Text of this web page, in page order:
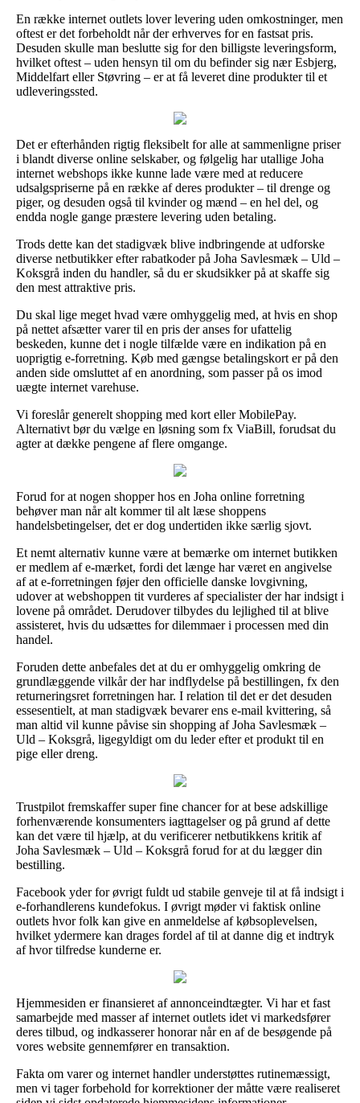
En række internet outlets lover levering uden omkostninger, men
oftest er det forbeholdt når der erhverves for en fastsat pris.
Desuden skulle man beslutte sig for den billigste leveringsform,
hvilket oftest – uden hensyn til om du befinder sig nær Esbjerg,
Middelfart eller Støvring – er at få leveret dine produkter til et
udleveringssted.
Det er efterhånden rigtig fleksibelt for alle at sammenligne priser
i blandt diverse online selskaber, og følgelig har utallige Joha
internet webshops ikke kunne lade være med at reducere
udsalgspriserne på en række af deres produkter – til drenge og
piger, og desuden også til kvinder og mænd – en hel del, og
endda nogle gange præstere levering uden betaling.
Trods dette kan det stadigvæk blive indbringende at udforske
diverse netbutikker efter rabatkoder på Joha Savlesmæk – Uld –
Koksgrå inden du handler, så du er skudsikker på at skaffe sig
den mest attraktive pris.
Du skal lige meget hvad være omhyggelig med, at hvis en shop
på nettet afsætter varer til en pris der anses for ufattelig
beskeden, kunne det i nogle tilfælde være en indikation på en
uoprigtig e-forretning. Køb med gængse betalingskort er på den
anden side omsluttet af en anordning, som passer på os imod
uægte internet varehuse.
Vi foreslår generelt shopping med kort eller MobilePay.
Alternativt bør du vælge en løsning som fx ViaBill, forudsat du
agter at dække pengene af flere omgange.
Forud for at nogen shopper hos en Joha online forretning
behøver man når alt kommer til alt læse shoppens
handelsbetingelser, det er dog undertiden ikke særlig sjovt.
Et nemt alternativ kunne være at bemærke om internet butikken
er medlem af e-mærket, fordi det længe har været en angivelse
af at e-forretningen føjer den officielle danske lovgivning,
udover at webshoppen tit vurderes af specialister der har indsigt i
lovene på området. Derudover tilbydes du lejlighed til at blive
assisteret, hvis du udsættes for dilemmaer i processen med din
handel.
Foruden dette anbefales det at du er omhyggelig omkring de
grundlæggende vilkår der har indflydelse på bestillingen, fx den
returneringsret forretningen har. I relation til det er det desuden
essesentielt, at man stadigvæk bevarer ens e-mail kvittering, så
man altid vil kunne påvise sin shopping af Joha Savlesmæk –
Uld – Koksgrå, ligegyldigt om du leder efter et produkt til en
pige eller dreng.
Trustpilot fremskaffer super fine chancer for at bese adskillige
forhenværende konsumenters iagttagelser og på grund af dette
kan det være til hjælp, at du verificerer netbutikkens kritik af
Joha Savlesmæk – Uld – Koksgrå forud for at du lægger din
bestilling.
Facebook yder for øvrigt fuldt ud stabile genveje til at få indsigt i
e-forhandlerens kundefokus. I øvrigt møder vi faktisk online
outlets hvor folk kan give en anmeldelse af købsoplevelsen,
hvilket ydermere kan drages fordel af til at danne dig et indtryk
af hvor tilfredse kunderne er.
Hjemmesiden er finansieret af annonceindtægter. Vi har et fast
samarbejde med masser af internet outlets idet vi markedsfører
deres tilbud, og indkasserer honorar når en af de besøgende på
vores website gennemfører en transaktion.
Fakta om varer og internet handler understøttes rutinemæssigt,
men vi tager forbehold for korrektioner der måtte være realiseret